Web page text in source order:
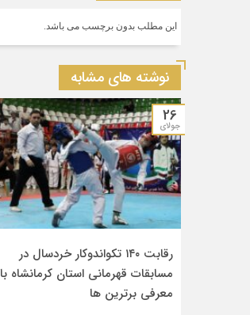
این مطلب بدون برچسب می باشد.
نوشته های مشابه
26
جولای
رقابت ۱۴۰ تکواندوکار خردسال در
مسابقات قهرمانی استان کرمانشاه با
معرفی برترین‌ ها